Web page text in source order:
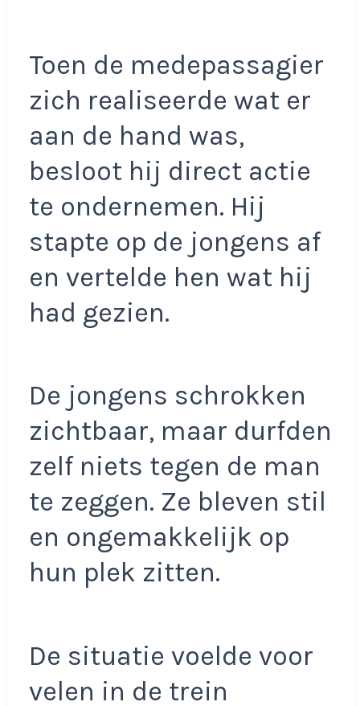
Toen de medepassagier
zich realiseerde wat er
aan de hand was,
besloot hij direct actie
te ondernemen. Hij
stapte op de jongens af
en vertelde hen wat hij
had gezien.
De jongens schrokken
zichtbaar, maar durfden
zelf niets tegen de man
te zeggen. Ze bleven stil
en ongemakkelijk op
hun plek zitten.
De situatie voelde voor
velen in de trein